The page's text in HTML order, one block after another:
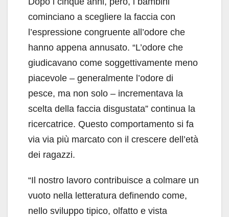
cominciano a scegliere la faccia con
l’espressione congruente all’odore che
hanno appena annusato. “L’odore che
giudicavano come soggettivamente meno
piacevole – generalmente l’odore di
pesce, ma non solo – incrementava la
scelta della faccia disgustata” continua la
ricercatrice. Questo comportamento si fa
via via più marcato con il crescere dell’età
dei ragazzi.
“Il nostro lavoro contribuisce a colmare un
vuoto nella letteratura definendo come,
nello sviluppo tipico, olfatto e vista